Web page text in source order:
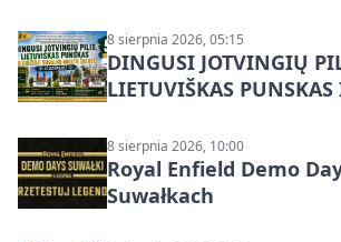
8 sierpnia 2026, 05:15
DINGUSI JOTVINGIŲ
LIETUVIŠKAS
DZŪKIJOS – jednodienė
8 sierpnia 2026, 10:00
Royal Enfield Demo
Suwałkach